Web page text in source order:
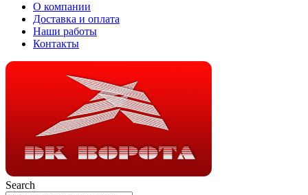
О компании
Доставка и оплата
Наши работы
Контакты
Search